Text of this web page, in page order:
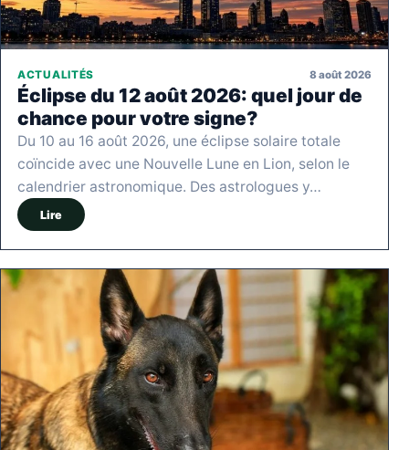
ACTUALITÉS 8 août 2026
Éclipse du 12 août 2026: quel jour de
chance pour votre signe?
Du 10 au 16 août 2026, une éclipse solaire totale
coïncide avec une Nouvelle Lune en Lion, selon le
calendrier astronomique. Des astrologues y…
Lire